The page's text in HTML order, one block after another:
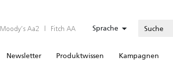
Moody’s Aa2 | Fitch AA Sprache
Newsletter Produktwissen Kampagnen